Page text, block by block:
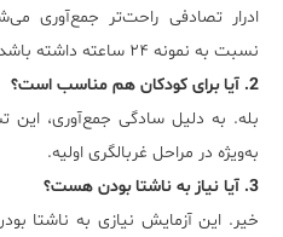
ادرار تصادفی راحت‌تر جمع‌آوری
نسبت به نمونه ۲۴ ساعته داشته باشد.
2. آیا برای کودکان هم مناسب است؟
بله. به دلیل سادگی جمع‌آوری، این
به‌ویژه در مراحل غربالگری اولیه.
3. آیا نیاز به ناشتا بودن هست؟
خیر. این آزمایش نیازی به ناشتا